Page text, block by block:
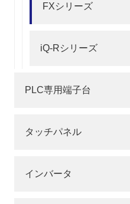
FXシリーズ
iQ-Rシリーズ
PLC専用端子台
タッチパネル
インバータ